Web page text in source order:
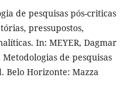
de pesquisas pós-criticas
pressupostos,
In: MEYER, Dagmar
de pesquisas
Belo Horizonte: Mazza